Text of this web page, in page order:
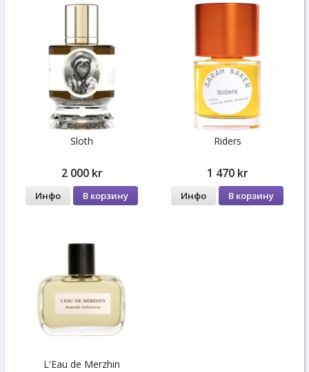
Sloth
2 000 kr
Инфо В корзину
Riders
1 470 kr
Инфо В корзину
L'Eau de Merzhin